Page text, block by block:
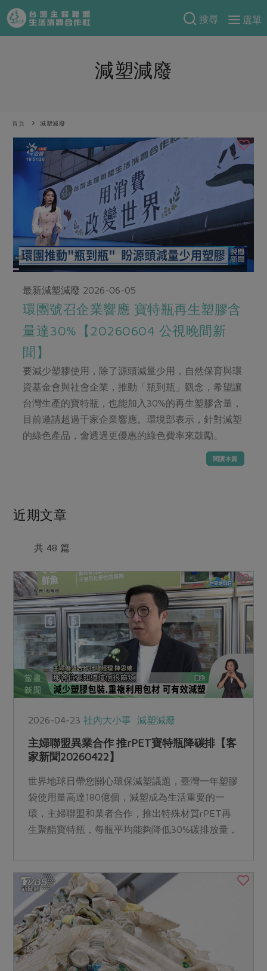
搜尋
選單
產品分類
奶蛋豆・五穀
乳製品
豆製品 米麵雜糧
肉品・水產
畜產肉類 水產
水畜加工品
調理食材・點心
調味醬料/南北貨
休閒零嘴 沖泡飲品
保健食品
防災用品
最新產品
優惠專區
素食專區
樂齡友善
米食
麵食
常備菜
蛋料理
料理方式
烘焙．點心
醬料
湯品．鍋物
涼拌沙拉
飲品
年菜食譜
節慶大餐
高麗菜海鮮煎餅
把最好的台灣味帶回家！
防災用品預購圓滿結束
2026年端午節預購圓滿結束
更多預購活動
當季產品
合作25-精選產品第四彈
合作25-精選產品第三彈
更多當季產品
議題活動
主婦聯盟X樂齡網特約優惠案
30%rPET紅烏龍茶
把最好的台灣味帶回家！
觀點文章
主婦食堂 一籃菜真心話
社內大小事 合作聯合國
產品故事 生活提案
樂齡生活 親子食育
廚房瑜伽
關注議題
減硝酸鹽 惜食
非基改運動
廢核運動 能源議題
減添加物 減塑減廢
公益金 食農教育
更多議題
關於合作社
認識合作社
關於我們
合作社組織
員工與求才
產品檢驗
自主把關
檢驗報告
硝酸鹽檢驗
社員權益
合作社法規
最新消息
地區活動
社務會議 地區活動
活動報下載
重要公告
減塑減廢
首頁 減塑減廢
最新減塑減廢 2026-06-05
環團號召企業響應 寶特瓶再生塑膠含
量達30%【20260604 公視晚間新
聞】
要減少塑膠使用，除了源頭減量少用，自然保育與環
資基金會與社會企業，推動「瓶到瓶」觀念，希望讓
台灣生產的寶特瓶，也能加入30%的再生塑膠含量，
目前邀請超過千家企業響應。環境部表示，針對減塑
的綠色產品，會透過更優惠的綠色費率來鼓勵。
閱讀本篇
近期文章
共 48 篇
2026-04-23社內大小事 減塑減廢
主婦聯盟異業合作 推rPET寶特瓶降碳排【客
家新聞20260422】
世界地球日帶您關心環保減塑議題，臺灣一年塑膠
袋使用量高達180億個，減塑成為生活重要的一
環，主婦聯盟和業者合作，推出特殊材質rPET再
生聚酯寶特瓶，每瓶平均能夠降低30%碳排放量，
再利用，避免浪費。